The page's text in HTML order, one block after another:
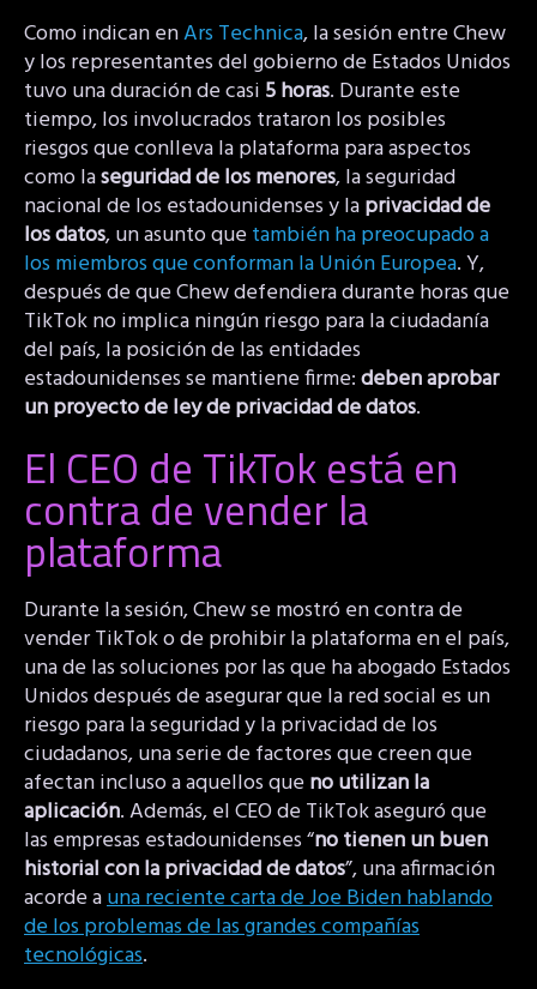
Como indican enArs Technica, la sesión entre Chew
y los representantes del gobierno de Estados Unidos
tuvo una duración de casi 5 horas. Durante este
tiempo, los involucrados trataron los posibles
riesgos que conlleva la plataforma para aspectos
como laseguridad de los menores, la seguridad
nacional de los estadounidenses y laprivacidad de
los datos, un asunto quetambién ha preocupado a
los miembros que conforman la Unión Europea. Y,
después de que Chew defendiera durante horas que
TikTok no implica ningún riesgo para la ciudadanía
del país, la posición de las entidades
estadounidenses se mantiene firme:deben aprobar
un proyecto de ley de privacidad de datos.
El CEO de TikTok está en
contra de vender la
plataforma
Durante la sesión, Chew se mostró en contra de
vender TikTok o de prohibir la plataforma en el país,
una de las soluciones por las que ha abogado Estados
Unidos después de asegurar que la red social es un
riesgo para la seguridad y la privacidad de los
ciudadanos, una serie de factores que creen que
afectan incluso a aquellos queno utilizan la
aplicación. Además, el CEO de TikTok aseguró que
las empresas estadounidenses “no tienen un buen
historial con la privacidad de datos”, una afirmación
acorde auna reciente carta de Joe Biden hablando
de los problemas de las grandes compañías
tecnológicas.